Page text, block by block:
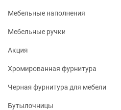
Мебельные наполнения
Мебельные ручки
Акция
Хромированная фурнитура
Черная фурнитура для мебели
Бутылочницы